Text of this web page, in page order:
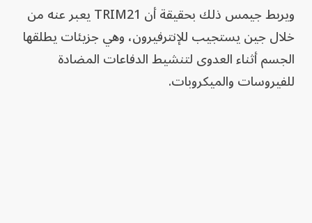
ويربط جيمس ذلك بحقيقة أن TRIM21 يعبر عنه من
خلال جين يستجيب للإنترفيرون، وهي جزيئات يطلقها
الجسم أثناء العدوى لتنشيط الدفاعات المضادة
للفيروسات والميكروبات.